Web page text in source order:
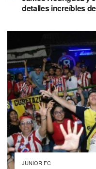
detalles increíbles
JUNIOR FC